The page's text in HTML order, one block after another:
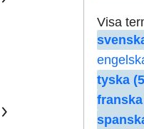
Visa
tyska
franska